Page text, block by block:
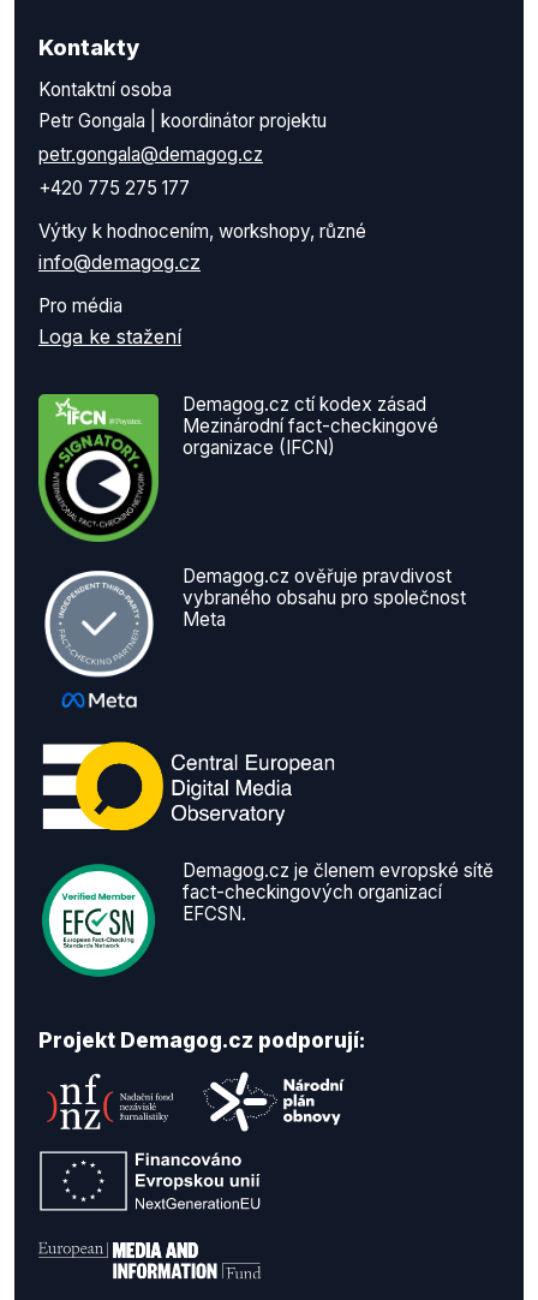
Kontakty
Kontaktní osoba
Petr Gongala | koordinátor projektu
petr.gongala@demagog.cz
+420 775 275 177
Výtky k hodnocením, workshopy, různé
info@demagog.cz
Pro média
Loga ke stažení
Demagog.cz ctí kodex zásad
Mezinárodní fact-checkingové
organizace (IFCN)
Demagog.cz ověřuje pravdivost
vybraného obsahu pro společnost
Meta
Demagog.cz je členem evropské sítě
fact-checkingových organizací
EFCSN.
Projekt Demagog.cz podporují: